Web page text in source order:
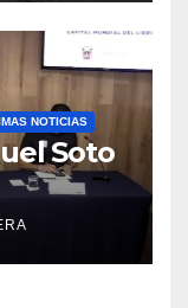
NOTICIAS
Soto